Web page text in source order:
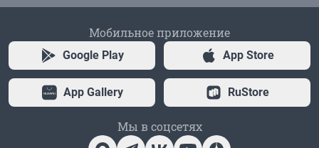
Мобильное приложение
Google Play App Store
App Gallery RuStore
Мы в соцсетях